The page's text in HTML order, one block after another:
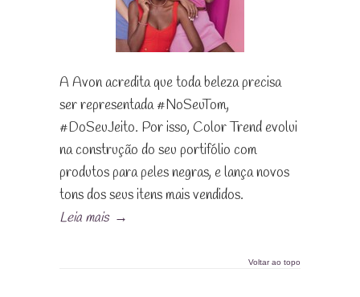
A Avon acredita que toda beleza precisa
ser representada #NoSeuTom,
#DoSeuJeito. Por isso, Color Trend evolui
na construção do seu portifólio com
produtos para peles negras, e lança novos
tons dos seus itens mais vendidos.
Leia mais →
Voltar ao topo